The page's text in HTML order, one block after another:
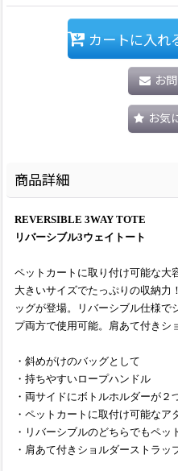
カートに入れ
お
お気
商品詳細
REVERSIBLE 3WAY TOTE
リバーシブル3ウェイトート
ペットカートに取り付け可能な大
大きいサイズでたっぷりの収納力
ッグが登場。リバーシブル仕様で
プ両方で使用可能。肩あて付きシ
・斜めがけのバッグとして
・持ちやすいロープハンドル
・両サイドにボトルホルダーが２
・ペットカートに取付け可能なア
・リバーシブルのどちらでもペッ
・肩あて付きショルダーストラッ